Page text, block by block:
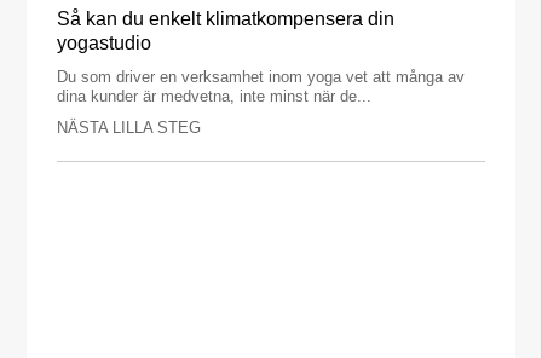
Så kan du enkelt klimatkompensera din
yogastudio
Du som driver en verksamhet inom yoga vet att många av
dina kunder är medvetna, inte minst när de...
NÄSTA LILLA STEG